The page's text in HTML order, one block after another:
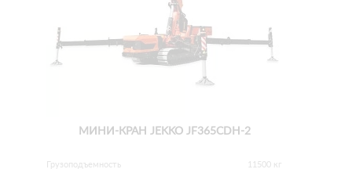
МИНИ-КРАН JEKKO JF365CDH-2
Грузоподъемность
11500 кг